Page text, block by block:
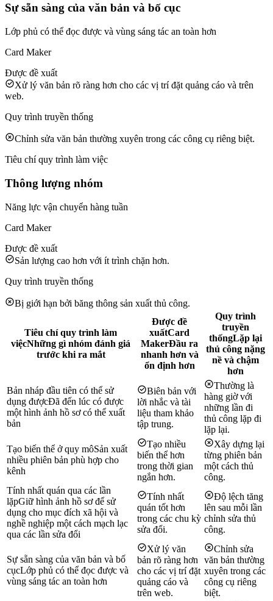
Sự sẵn sàng của văn bản và bố cục
Lớp phủ có thể đọc được và vùng sáng tác an toàn hơn
Card Maker
Được đề xuất
Xử lý văn bản rõ ràng hơn cho các vị trí đặt quảng cáo và trên
web.
Quy trình truyền thống
Chỉnh sửa văn bản thường xuyên trong các công cụ riêng biệt.
Tiêu chí quy trình làm việc
Thông lượng nhóm
Năng lực vận chuyển hàng tuần
Card Maker
Được đề xuất
Sản lượng cao hơn với ít trình chặn hơn.
Quy trình truyền thống
Bị giới hạn bởi băng thông sản xuất thủ công.
Tiêu chí quy trình làm
việcNhững gì nhóm đánh giá
trước khi ra mắt
Được đề
xuấtCard
MakerĐầu ra
nhanh hơn và
ổn định hơn
Quy trình
truyền
thốngLặp lại
thủ công nặng
nề và chậm
hơn
Bản nháp đầu tiên có thể sử
dụng đượcĐã đến lúc có được
một hình ảnh hồ sơ có thể xuất
bản
Biên bản với
lời nhắc và tài
liệu tham khảo
tập trung.
Thường là
hàng giờ với
những lần đi
thủ công lặp đi
lặp lại.
Tạo biến thể ở quy môSản xuất
nhiều phiên bản phù hợp cho
kênh
Tạo nhiều
biến thể hơn
trong thời gian
ngắn hơn.
Xây dựng lại
từng phiên bản
một cách thủ
công.
Tính nhất quán qua các lần
lặpGiữ hình ảnh hồ sơ để sử
dụng cho mục đích xã hội và
nghề nghiệp một cách mạch lạc
qua các lần sửa đổi
Tính nhất
quán tốt hơn
trong các chu kỳ
sửa đổi.
Độ lệch tăng
lên sau mỗi lần
chỉnh sửa thủ
công.
Sự sẵn sàng của văn bản và bố
cụcLớp phủ có thể đọc được và
vùng sáng tác an toàn hơn
Xử lý văn
bản rõ ràng hơn
cho các vị trí đặt
quảng cáo và
trên web.
Chỉnh sửa
văn bản thường
xuyên trong các
công cụ riêng
biệt.